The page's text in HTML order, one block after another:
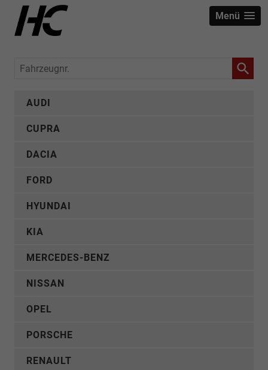
Menü
Fahrzeugnr.
AUDI
CUPRA
DACIA
FORD
HYUNDAI
KIA
MERCEDES-BENZ
NISSAN
OPEL
PORSCHE
RENAULT